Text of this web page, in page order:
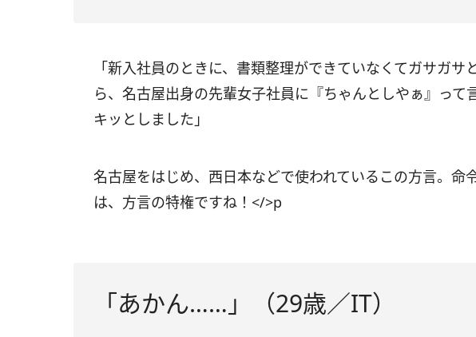
「新入社員のときに、書類整理ができていなくてガサガサ
ら、名古屋出身の先輩女子社員に『ちゃんとしやぁ』って
キッとしました」
名古屋をはじめ、西日本などで使われているこの方言。命
は、方言の特権ですね！</>p
「あかん……」（29歳／IT）